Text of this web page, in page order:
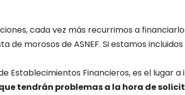
cada vez más recurrimos a
de morosos de ASNEF. Si estamos
Establecimientos Financieros, es el lugar
tendrán problemas a la hora de